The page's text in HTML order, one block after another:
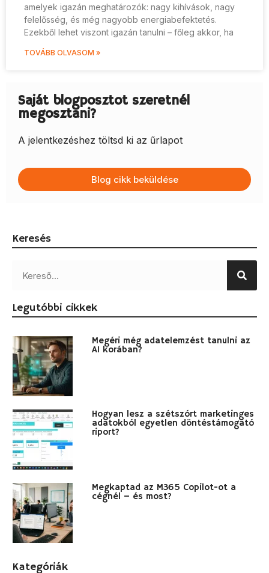
amelyek igazán meghatározók: nagy kihívások, nagy
felelősség, és még nagyobb energiabefektetés.
Ezekből lehet viszont igazán tanulni – főleg akkor, ha
TOVÁBB OLVASOM »
Saját blogposztot szeretnél
megosztani?
A jelentkezéshez töltsd ki az űrlapot
Blog cikk beküldése
Keresés
Legutóbbi cikkek
Megéri még adatelemzést tanulni az
AI korában?
Hogyan lesz a szétszórt marketinges
adatokból egyetlen döntéstámogató
riport?
Megkaptad az M365 Copilot-ot a
cégnél – és most?
Kategóriák